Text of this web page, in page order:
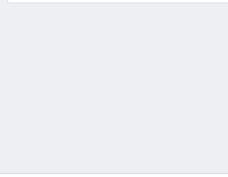
+náhrady